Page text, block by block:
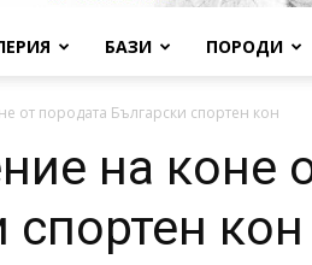
БАЗИ ПОРОДИ
от породата Български спортен кон
на коне
спортен кон